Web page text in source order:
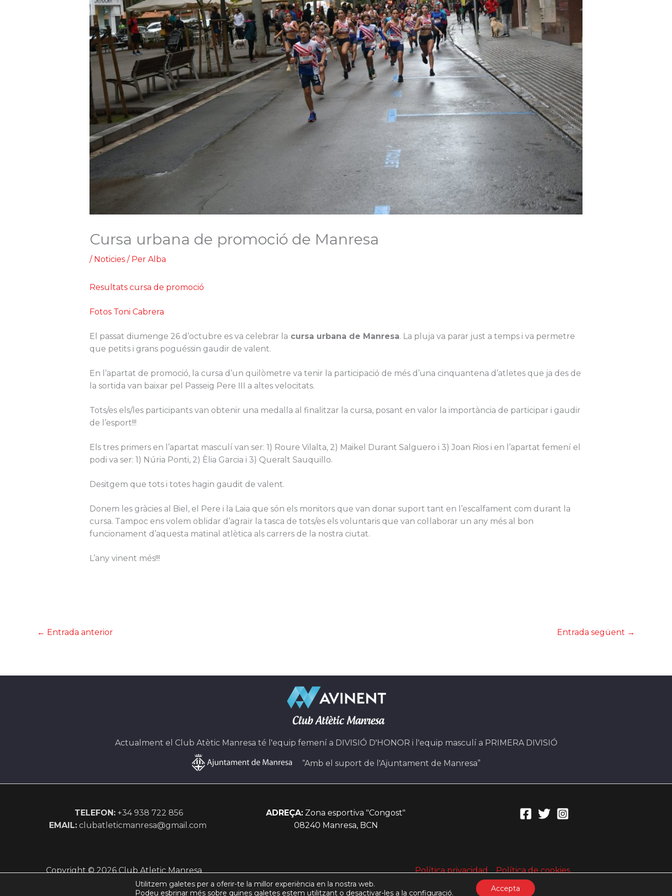
Cursa urbana de promoció de Manresa
/ Noticies/ Per Alba
Resultats cursa de promoció
Fotos Toni Cabrera
El passat diumenge 26 d’octubre es va celebrar la cursa urbana de Manresa. La pluja va parar just a temps i va permetre
que petits i grans poguéssin gaudir de valent.
En l’apartat de promoció, la cursa d’un quilòmetre va tenir la participació de més d’una cinquantena d’atletes que ja des de
la sortida van baixar pel Passeig Pere III a altes velocitats.
Tots/es els/les participants van obtenir una medalla al finalitzar la cursa, posant en valor la importància de participar i gaudir
de l’esport!!!
Els tres primers en l’apartat masculí van ser: 1) Roure Vilalta, 2) Maikel Durant Salguero i 3) Joan Rios i en l’apartat femení el
podi va ser: 1) Núria Ponti, 2) Èlia Garcia i 3) Queralt Sauquillo.
Desitgem que tots i totes hagin gaudit de valent.
Donem les gràcies al Biel, el Pere i la Laia que són els monitors que van donar suport tant en l’escalfament com durant la
cursa. Tampoc ens volem oblidar d’agraïr la tasca de tots/es els voluntaris que van col·laborar un any més al bon
funcionament d’aquesta matinal atlètica als carrers de la nostra ciutat.
L’any vinent més!!!
← Entrada anterior Entrada següent →
Actualment el Club Atètic Manresa té l'equip femení a DIVISIÓ D'HONOR i l'equip masculí a PRIMERA DIVISIÓ
“Amb el suport de l'Ajuntament de Manresa”
TELEFON: +34 938 722 856
EMAIL:clubatleticmanresa@gmail.com
ADREÇA: Zona esportiva "Congost"
08240 Manresa, BCN
Copyright © 2026 Club Atletic Manresa Política privacidad Política de cookies
Utilitzem galetes per a oferir-te la millor experiència en la nostra web.
Podeu esbrinar més sobre quines galetes estem utilitzant o desactivar-les a la configuració. Accepta